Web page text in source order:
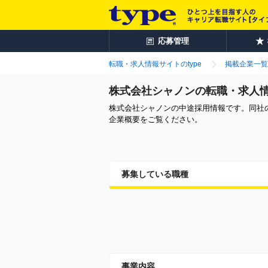
応募管理
転職・求人情報サイトのtype 掲載企業一覧
株式会社シャノンの転職・求人
株式会社シャノンの中途採用情報です。同
企業概要をご覧ください。
募集している職種